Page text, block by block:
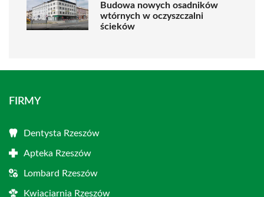
Budowa nowych osadników
wtórnych w oczyszczalni
ścieków
FIRMY
Dentysta Rzeszów
Apteka Rzeszów
Lombard Rzeszów
Kwiaciarnia Rzeszów